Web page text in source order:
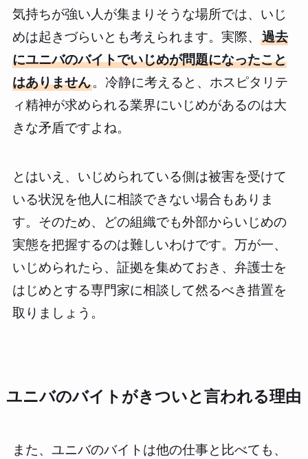
気持ちが強い人が集まりそうな場所では、いじ
めは起きづらいとも考えられます。実際、 過去
にユニバのバイトでいじめが問題になったこと
はありません。冷静に考えると、ホスピタリテ
ィ精神が求められる業界にいじめがあるのは大
きな矛盾ですよね。
とはいえ、いじめられている側は被害を受けて
いる状況を他人に相談できない場合もありま
す。そのため、どの組織でも外部からいじめの
実態を把握するのは難しいわけです。万が一、
いじめられたら、証拠を集めておき、弁護士を
はじめとする専門家に相談して然るべき措置を
取りましょう。
ユニバのバイトがきついと言われる理由
また、ユニバのバイトは他の仕事と比べても、